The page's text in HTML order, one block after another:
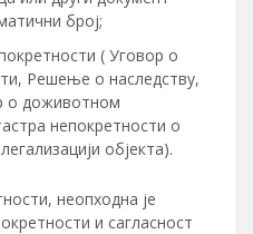
број;
( Уговор о
Решење о наследству,
о доживотном
непокретности о
објекта).
неопходна је
и сагласност